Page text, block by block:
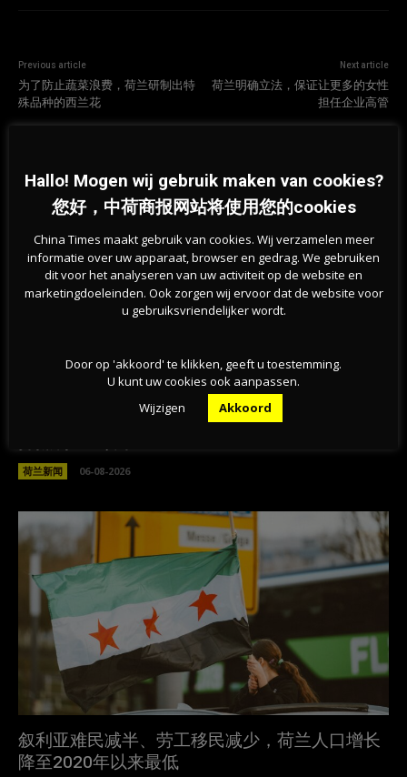
Previous article
为了防止蔬菜浪费，荷兰研制出特
殊品种的西兰花
Next article
荷兰明确立法，保证让更多的女性
担任企业高管
“一条永远不该被跨越的红线”——荷兰足协宣布支
荷兰新闻 06-08-2026
叙利亚难民减半、劳工移民减少，荷兰人口增长
降至2020年以来最低
Hallo! Mogen wij gebruik maken van cookies?
您好，中荷商报网站将使用您的cookies
China Times maakt gebruik van cookies. Wij verzamelen meer
informatie over uw apparaat, browser en gedrag. We gebruiken
dit voor het analyseren van uw activiteit op de website en
marketingdoeleinden. Ook zorgen wij ervoor dat de website voor
u gebruiksvriendelijker wordt.
Door op 'akkoord' te klikken, geeft u toestemming.
U kunt uw cookies ook aanpassen.
Wijzigen
Akkoord